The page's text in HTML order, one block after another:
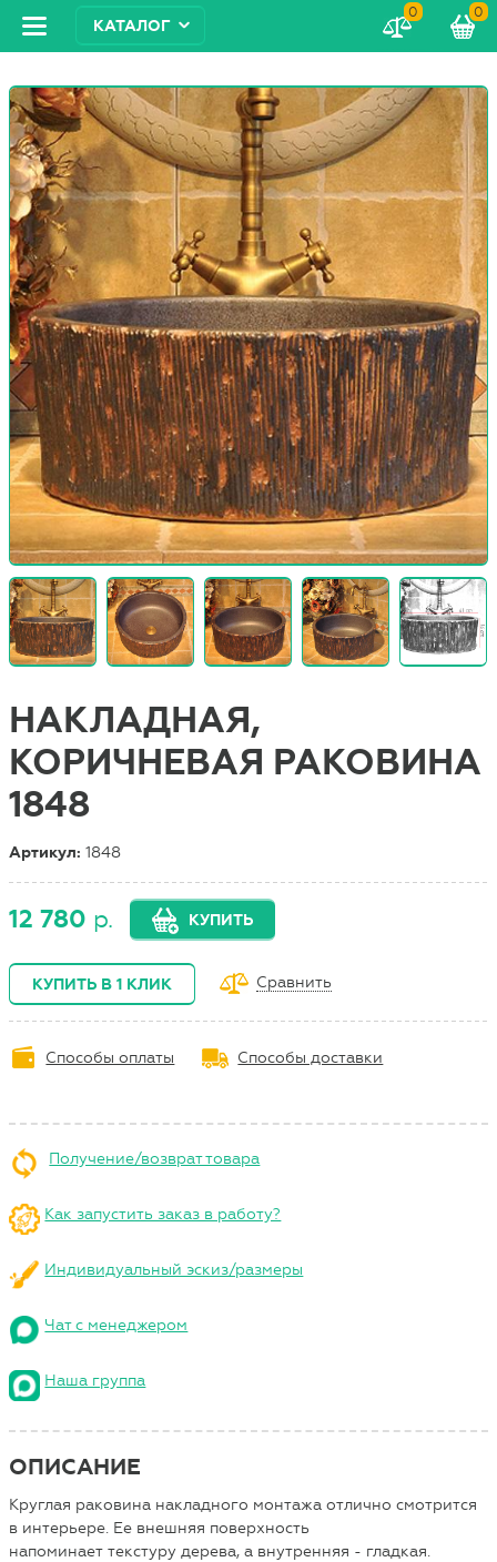
КАТАЛОГ
0 0
НАКЛАДНАЯ,
КОРИЧНЕВАЯ РАКОВИНА
1848
Артикул:1848
12 780 р. КУПИТЬ
КУПИТЬ В 1 КЛИК Сравнить
Способы оплаты Способы доставки
Получение/возврат товара
Как запустить заказ в работу?
Индивидуальный эскиз/размеры
Чат с менеджером
Наша группа
ОПИСАНИЕ
Круглая раковина накладного монтажа отлично смотрится
в интерьере. Ее внешняя поверхность
напоминает текстуру дерева, а внутренняя - гладкая.